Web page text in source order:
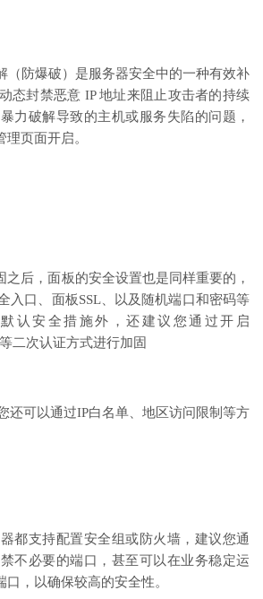
（防爆破）是服务器安全中的一种有效补
态封禁恶意 IP 地址来阻止攻击者的持续
力破解导致的主机或服务失陷的问题，
理页面开启。
之后，面板的安全设置也是同样重要的，
入口、面板SSL、以及随机端口和密码等
认安全措施外，还建议您通过开启
二次认证方式进行加固
还可以通过IP白名单、地区访问限制等方
都支持配置安全组或防火墙，建议您通
不必要的端口，甚至可以在业务稳定运
口，以确保较高的安全性。